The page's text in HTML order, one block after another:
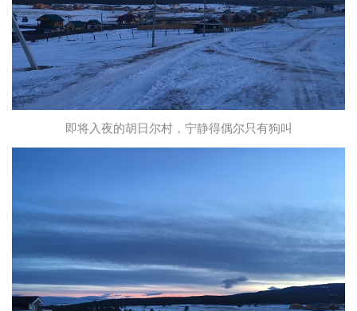
即将入夜的胡日尔村，宁静得偶尔只有狗叫